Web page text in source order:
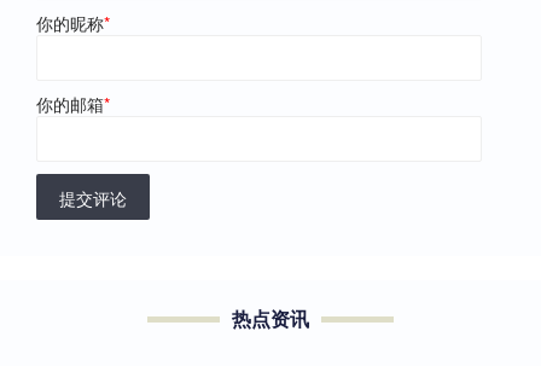
你的昵称*
你的邮箱*
提交评论
热点资讯